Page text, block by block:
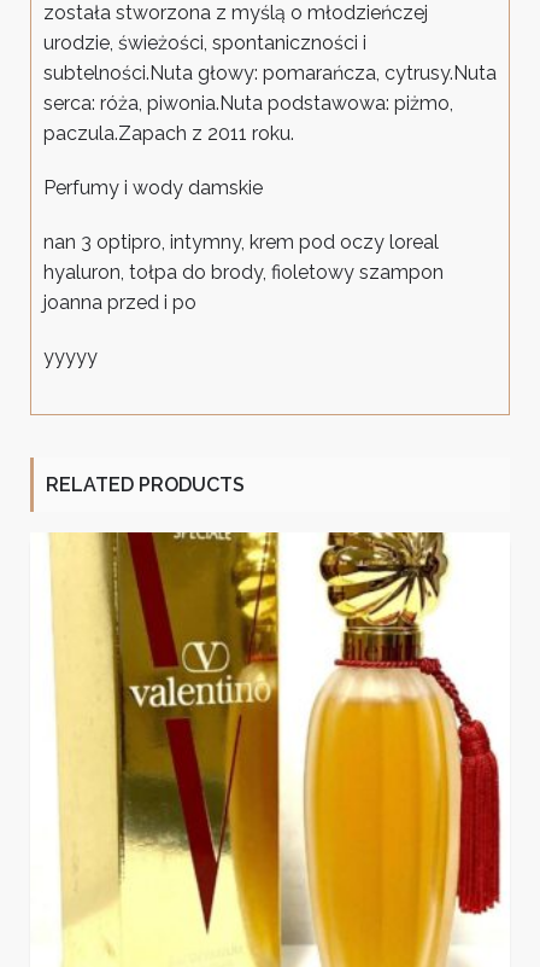
została stworzona z myślą o młodzieńczej
urodzie, świeżości, spontaniczności i
subtelności.Nuta głowy: pomarańcza, cytrusy.Nuta
serca: róża, piwonia.Nuta podstawowa: piżmo,
paczula.Zapach z 2011 roku.
Perfumy i wody damskie
nan 3 optipro, intymny, krem pod oczy loreal
hyaluron, tołpa do brody, fioletowy szampon
joanna przed i po
yyyyy
RELATED PRODUCTS